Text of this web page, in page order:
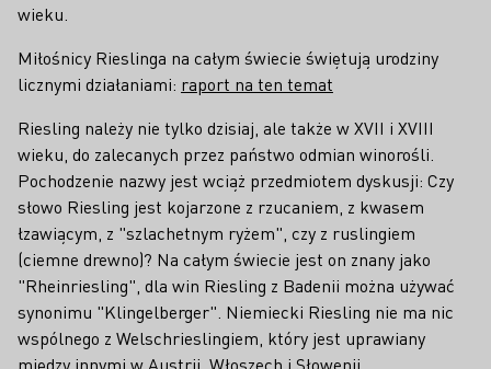
wieku.
Miłośnicy Rieslinga na całym świecie świętują urodziny
licznymi działaniami: raport na ten temat
Riesling należy nie tylko dzisiaj, ale także w XVII i XVIII
wieku, do zalecanych przez państwo odmian winorośli.
Pochodzenie nazwy jest wciąż przedmiotem dyskusji: Czy
słowo Riesling jest kojarzone z rzucaniem, z kwasem
łzawiącym, z "szlachetnym ryżem", czy z ruslingiem
(ciemne drewno)? Na całym świecie jest on znany jako
"Rheinriesling", dla win Riesling z Badenii można używać
synonimu "Klingelberger". Niemiecki Riesling nie ma nic
wspólnego z Welschrieslingiem, który jest uprawiany
między innymi w Austrii, Włoszech i Słowenii.